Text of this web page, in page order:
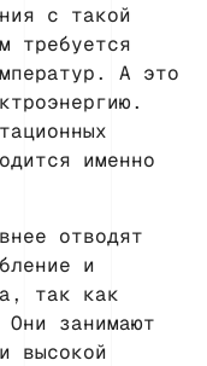
с такой
требуется
А это
именно
отводят
и
так как
занимают
высокой